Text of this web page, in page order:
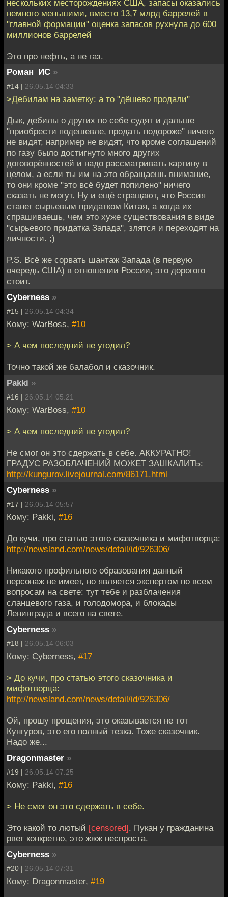
нескольких месторождениях США, запасы оказались
немного меньшими, вместо 13,7 млрд баррелей в
"главной формации" оценка запасов рухнула до 600
миллионов баррелей
Это про нефть, а не газ.
Роман_ИС »
#14 | 26.05.14 04:33
>Дебилам на заметку: а то "дёшево продали"
Дык, дебилы о других по себе судят и дальше
"приобрести подешевле, продать подороже" ничего
не видят, например не видят, что кроме соглашений
по газу было достигнуто много других
договорённостей и надо рассматривать картину в
целом, а если ты им на это обращаешь внимание,
то они кроме "это всё будет попилено" ничего
сказать не могут. Ну и ещё стращают, что Россия
станет сырьевым придатком Китая, а когда их
спрашиваешь, чем это хуже существования в виде
"сырьевого придатка Запада", злятся и переходят на
личности. ;)
P.S. Всё же сорвать шантаж Запада (в первую
очередь США) в отношении России, это дорогого
стоит.
Cyberness »
#15 | 26.05.14 04:34
Кому: WarBoss, #10
> А чем последний не угодил?
Точно такой же балабол и сказочник.
Pakki »
#16 | 26.05.14 05:21
Кому: WarBoss, #10
> А чем последний не угодил?
Не смог он это сдержать в себе. АККУРАТНО!
ГРАДУС РАЗОБЛАЧЕНИЙ МОЖЕТ ЗАШКАЛИТЬ:
http://kungurov.livejournal.com/86171.html
Cyberness »
#17 | 26.05.14 05:57
Кому: Pakki, #16
До кучи, про статью этого сказочника и мифотворца:
http://newsland.com/news/detail/id/926306/
Никакого профильного образования данный
персонаж не имеет, но является экспертом по всем
вопросам на свете: тут тебе и разблачения
сланцевого газа, и голодомора, и блокады
Ленинграда и всего на свете.
Cyberness »
#18 | 26.05.14 06:03
Кому: Cyberness, #17
> До кучи, про статью этого сказочника и
мифотворца:
http://newsland.com/news/detail/id/926306/
Ой, прошу прощения, это оказывается не тот
Кунгуров, это его полный тезка. Тоже сказочник.
Надо же...
Dragonmaster »
#19 | 26.05.14 07:25
Кому: Pakki, #16
> Не смог он это сдержать в себе.
Это какой то лютый [censored]. Пукан у гражданина
рвет конкретно, это жжж неспроста.
Cyberness »
#20 | 26.05.14 07:31
Кому: Dragonmaster, #19